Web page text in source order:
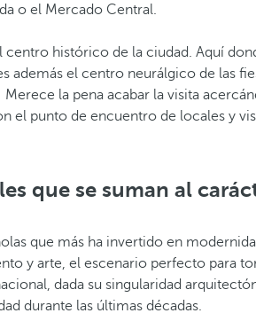
o el Mercado Central.
histórico de la ciudad. Aquí
el centro neurálgico de las
la pena acabar la visita
el punto de encuentro de locales y
que se suman al
que más ha invertido en
y arte, el escenario perfecto para
dada su singularidad
durante las últimas décadas.